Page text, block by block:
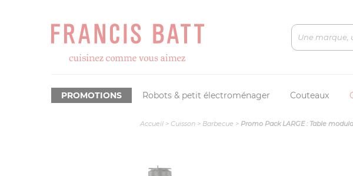
Robots & petit électroménager Couteaux
PROMOTIONS
Accueil> Cuisson> Barbecue > Promo Pack LARGE : Table